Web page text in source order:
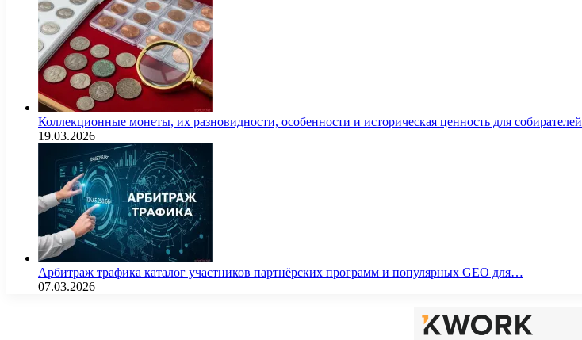
Коллекционные монеты, их разновидности, особенности и историческая ценность для собирателей
19.03.2026
Арбитраж трафика каталог участников партнёрских программ и популярных GEO для…
07.03.2026